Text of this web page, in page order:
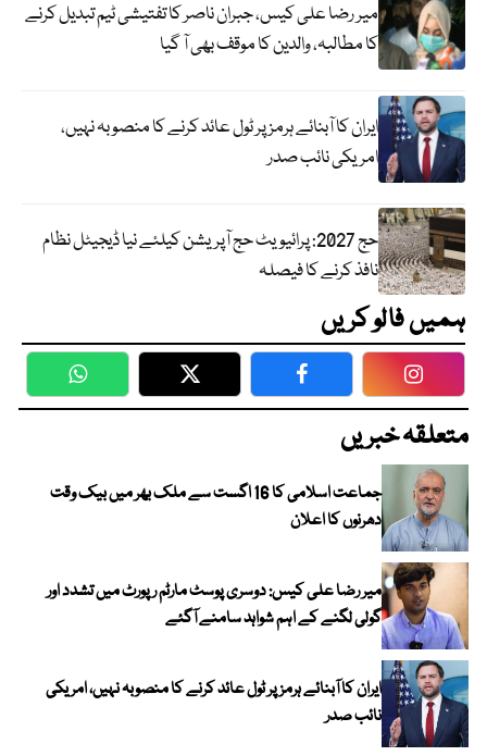
میر رضا علی کیس، جبران ناصر کا تفتیشی ٹیم تبدیل کرنے
کا مطالبہ، والدین کا موقف بھی آ گیا
ایران کا آبنائے ہرمز پر ٹول عائد کرنے کا منصوبہ نہیں،
امریکی نائب صدر
حج 2027: پرائیویٹ حج آپریشن کیلئے نیا ڈیجیٹل نظام
نافذ کرنے کا فیصلہ
ہمیں فالو کریں
WhatsApp Twitter Facebook
متعلقہ خبریں
جماعت اسلامی کا 16 اگست سے ملک بھر میں بیک وقت
دھرنوں کا اعلان
میر رضا علی کیس: دوسری پوسٹ مارٹم رپورٹ میں تشدد اور
گولی لگنے کے اہم شواہد سامنے آگئے
ایران کا آبنائے ہرمز پر ٹول عائد کرنے کا منصوبہ نہیں، امریکی
نائب صدر